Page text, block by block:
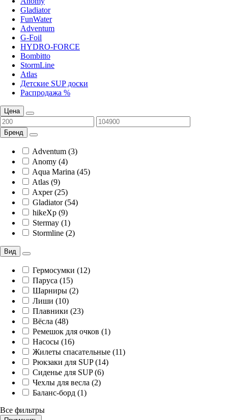
Gladiator
FunWater
Adventum
G-Foil
HYDRO-FORCE
Bombitto
StormLine
Atlas
Детские SUP доски
Распродажа %
Цена
Бренд
Adventum (3)
Anomy (4)
Aqua Marina (45)
Atlas (9)
Axper (25)
Gladiator (54)
hikeXp (9)
Stermay (1)
Stormline (2)
Вид
Гермосумки (12)
Паруса (15)
Шарниры (2)
Лиши (10)
Плавники (23)
Вёсла (48)
Ремешок для очков (1)
Насосы (16)
Жилеты спасательные (11)
Рюкзаки для SUP (14)
Сиденье для SUP (6)
Чехлы для весла (2)
Баланс-борд (1)
Все фильтры